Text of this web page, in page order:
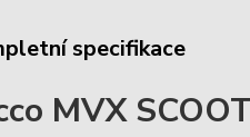
specifikace
MVX